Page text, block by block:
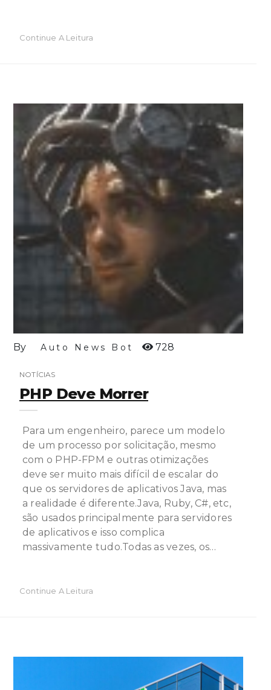
Continue A Leitura
By Auto News Bot 728
NOTÍCIAS
PHP Deve Morrer
Para um engenheiro, parece um modelo
de um processo por solicitação, mesmo
com o PHP-FPM e outras otimizações
deve ser muito mais difícil de escalar do
que os servidores de aplicativos Java, mas
a realidade é diferente.Java, Ruby, C#, etc,
são usados ​​principalmente para servidores
de aplicativos e isso complica
massivamente tudo.Todas as vezes, os…
Continue A Leitura